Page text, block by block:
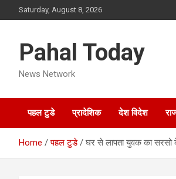
to
Saturday, August 8, 2026
Pahal Today
News Network
पहल टुडे प्रादेशिक देश विदेश
Home पहल टुडे घर से लापता युवक का सरसो